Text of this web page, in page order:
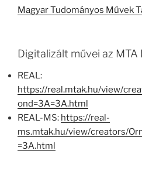
Magyar Tudományos Művek
Digitalizált művei az MTA
REAL:
https://real.mtak.hu/view/
ond=3A=3A.html
REAL-MS: https://real-
ms.mtak.hu/view/creators/
=3A.html